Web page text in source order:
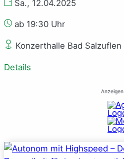
Sa., 12.04.2025
ab 19:30 Uhr
Konzerthalle Bad Salzuflen
Details
Anzeigen